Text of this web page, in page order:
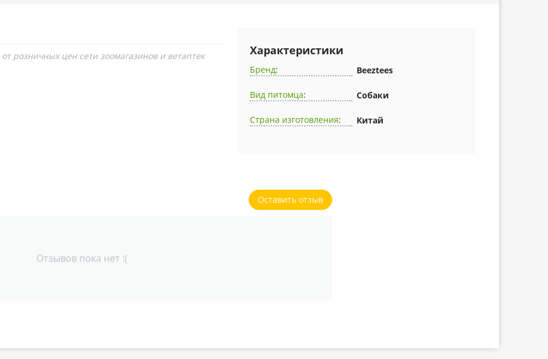
розничных цен сети зоомагазинов и ветаптек
Характеристики
Бренд: Beeztees
Вид питомца: Собаки
Страна изготовления: Китай
Оставить отзыв
Отзывов пока нет :(